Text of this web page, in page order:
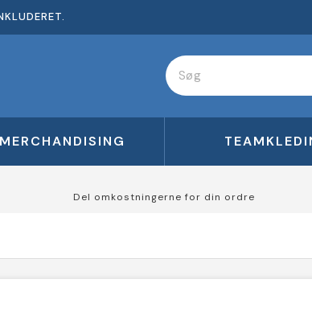
Del omkostningerne for din ordre